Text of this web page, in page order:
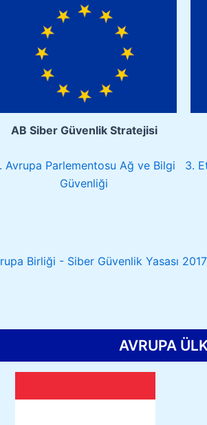
AB Siber Güvenlik Stratejisi
Avrupa Parlementosu Ağ ve Bilgi
Güvenliği
3.
Birliği - Siber Güvenlik Yasası 2017
AVRUPA